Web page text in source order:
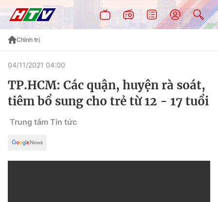
Chính trị
04/11/2021 04:00
TP.HCM: Các quận, huyện rà soát,
tiêm bổ sung cho trẻ từ 12 - 17 tuổi
Trung tâm Tin tức